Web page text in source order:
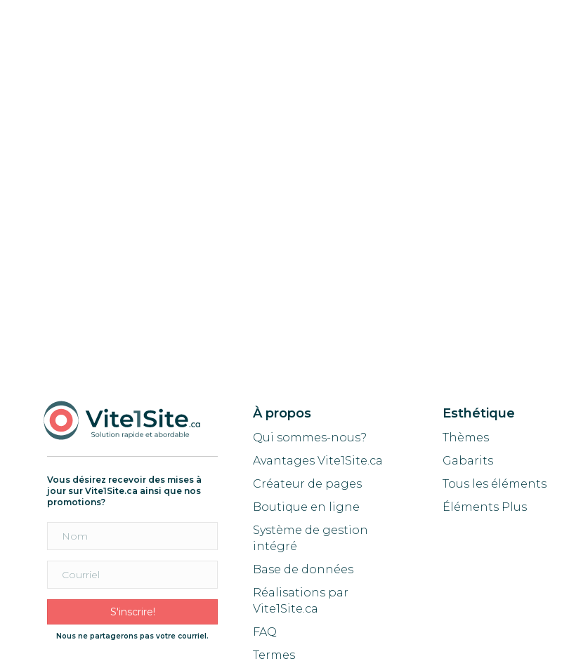
Vous désirez recevoir des mises à
jour sur Vite1Site.ca ainsi que nos
promotions?
S'inscrire!
Nous ne partagerons pas votre courriel.
À propos
Qui sommes-nous?
Avantages Vite1Site.ca
Créateur de pages
Boutique en ligne
Système de gestion
intégré
Base de données
Réalisations par
Vite1Site.ca
FAQ
Termes
Esthétique
Thèmes
Gabarits
Tous les éléments
Éléments Plus